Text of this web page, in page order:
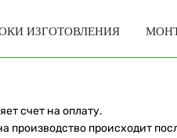
ИЗГОТОВЛЕНИЯ
счет на оплату.
производство происходит